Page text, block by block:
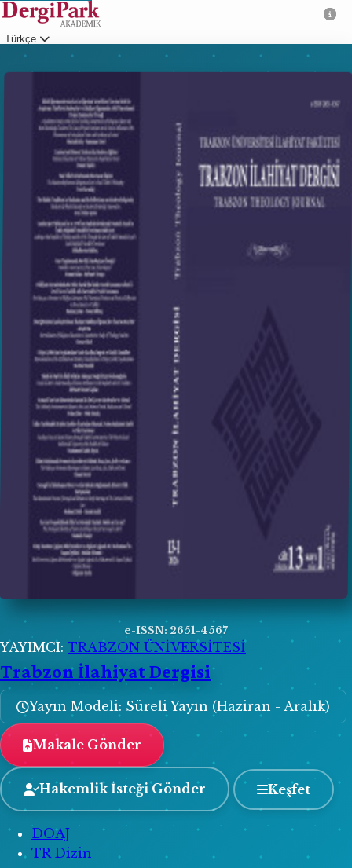
Türkçe
Giriş
e-ISSN: 2651-4567
YAYIMCI: TRABZON ÜNİVERSİTESİ
Trabzon İlahiyat Dergisi
Yayın Modeli: Süreli Yayın (Haziran - Aralık)
Makale Gönder
Hakemlik İsteği Gönder Keşfet
DOAJ
TR Dizin